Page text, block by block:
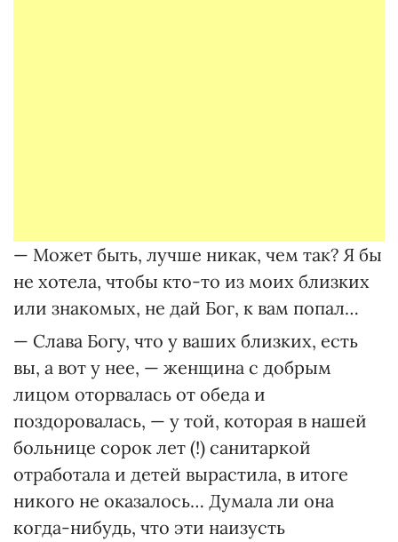
— Может быть, лучше никак, чем так? Я бы
не хотела, чтобы кто-то из моих близких
или знакомых, не дай Бог, к вам попал…
— Слава Богу, что у ваших близких, есть
вы, а вот у нее, — женщина с добрым
лицом оторвалась от обеда и
поздоровалась, — у той, которая в нашей
больнице сорок лет (!) санитаркой
отработала и детей вырастила, в итоге
никого не оказалось… Думала ли она
когда-нибудь, что эти наизусть